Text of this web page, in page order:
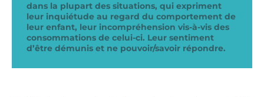
dans la plupart des situations, qui expriment
leur inquiétude au regard du comportement de
leur enfant, leur incompréhension vis-à-vis des
consommations de celui-ci. Leur sentiment
d’être démunis et ne pouvoir/savoir répondre.